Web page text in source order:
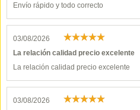
Envío rápido y todo correcto
03/08/2026
La relación calidad precio excelente
La relación calidad precio excelente
03/08/2026